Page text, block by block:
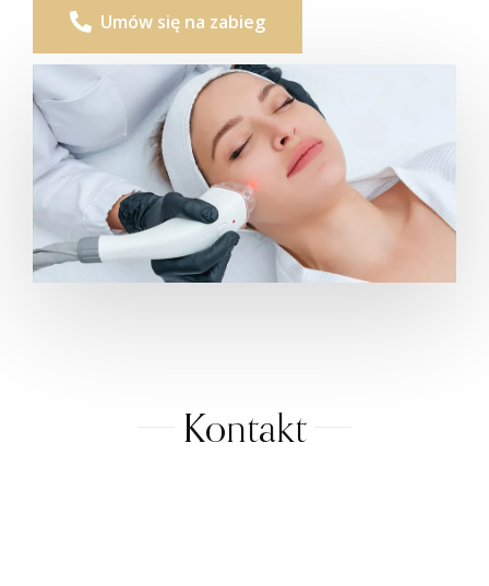
Umów się na zabieg
Kontakt